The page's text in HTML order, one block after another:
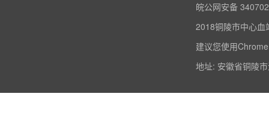
皖公网安备
2018铜陵市中心
建议您使用
地址: 安徽省铜陵